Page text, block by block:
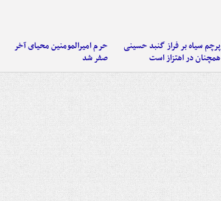
پرچم سیاه بر فراز گنبد حسینی
همچنان در اهتزاز است
حرم امیرالمومنین محیای آخر
صفر شد